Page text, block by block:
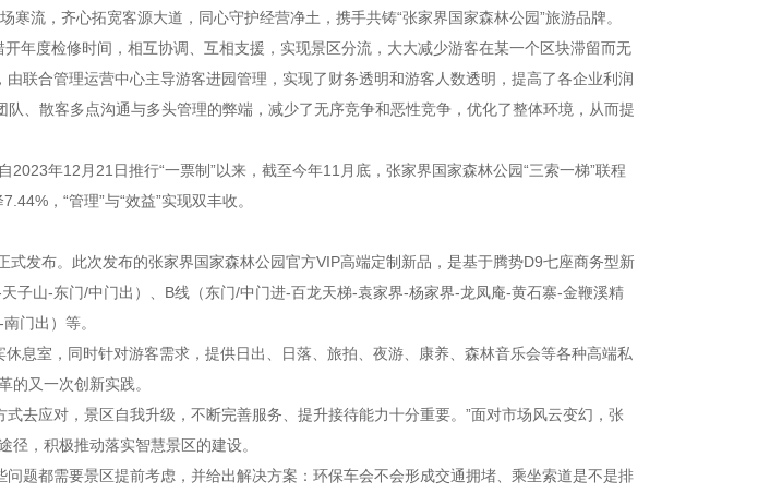
寒流，齐心拓宽客源大道，同心守护经营净土，携手共铸“张家界国家森林公园”旅游品牌。
开年度检修时间，相互协调、互相支援，实现景区分流，大大减少游客在某一个区块滞留而无
联合管理运营中心主导游客进园管理，实现了财务透明和游客人数透明，提高了各企业利润
、散客多点沟通与多头管理的弊端，减少了无序竞争和恶性竞争，优化了整体环境，从而提
年12月21日推行“一票制”以来，截至今年11月底，张家界国家森林公园“三索一梯”联程
，“管理”与“效益”实现双丰收。
发布。此次发布的张家界国家森林公园官方VIP高端定制新品，是基于腾势D9七座商务型新
子山-东门/中门出）、B线（东门/中门进-百龙天梯-袁家界-杨家界-龙凤庵-黄石寨-金鞭溪精
门出）等。
息室，同时针对游客需求，提供日出、日落、旅拍、夜游、康养、森林音乐会等各种高端私
的又一次创新实践。
去应对，景区自我升级，不断完善服务、提升接待能力十分重要。”面对市场风云变幻，张
径，积极推动落实智慧景区的建设。
题都需要景区提前考虑，并给出解决方案：环保车会不会形成交通拥堵、乘坐索道是不是排